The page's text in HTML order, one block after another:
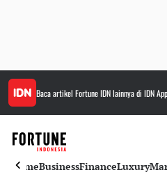
Baca artikel Fortune IDNlainnya di IDN App
HomeBusinessFinanceLuxury